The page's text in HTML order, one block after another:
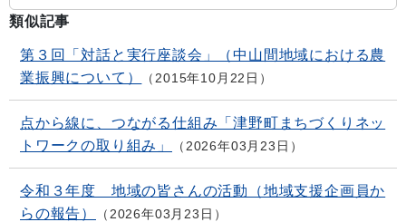
類似記事
第３回「対話と実行座談会」（中山間地域における農
業振興について）
2015年10月22日
点から線に、つながる仕組み「津野町まちづくりネッ
トワークの取り組み」
2026年03月23日
令和３年度 地域の皆さんの活動（地域支援企画員か
らの報告）
2026年03月23日